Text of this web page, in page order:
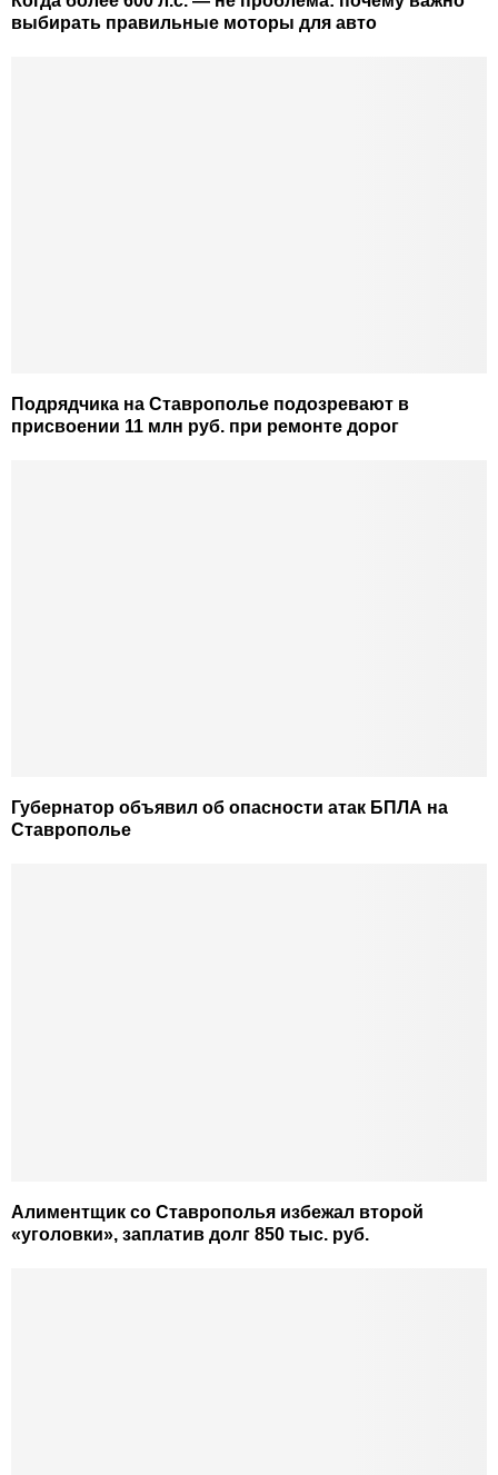
выбирать правильные моторы для авто
Подрядчика на Ставрополье подозревают в
присвоении 11 млн руб. при ремонте дорог
Губернатор объявил об опасности атак БПЛА на
Ставрополье
Алиментщик со Ставрополья избежал второй
«уголовки», заплатив долг 850 тыс. руб.